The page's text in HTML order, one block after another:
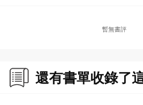
暫無書評
還有書單收錄了